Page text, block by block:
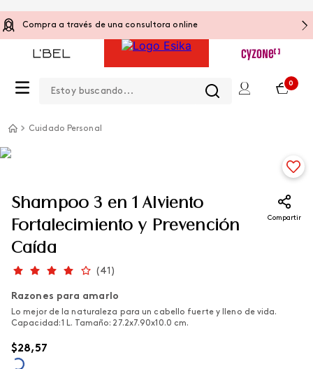
Compra a través de una consultora online
0
Cuidado Personal
Shampoo 3 en 1 Alviento
Fortalecimiento y Prevención
Caída
Compartir
(41 )
Razones para amarlo
Lo mejor de la naturaleza para un cabello fuerte y lleno de vida.
Capacidad: 1 L. Tamaño: 27.2x7.90x10.0 cm.
$28,57